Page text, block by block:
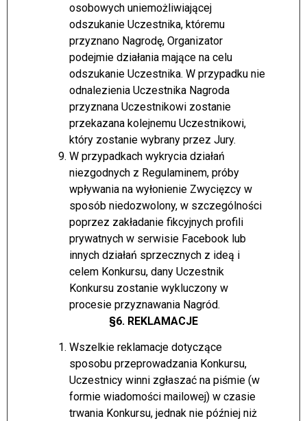
osobowych uniemożliwiającej
odszukanie Uczestnika, któremu
przyznano Nagrodę, Organizator
podejmie działania mające na celu
odszukanie Uczestnika. W przypadku nie
odnalezienia Uczestnika Nagroda
przyznana Uczestnikowi zostanie
przekazana kolejnemu Uczestnikowi,
który zostanie wybrany przez Jury.
W przypadkach wykrycia działań
niezgodnych z Regulaminem, próby
wpływania na wyłonienie Zwycięzcy w
sposób niedozwolony, w szczególności
poprzez zakładanie fikcyjnych profili
prywatnych w serwisie Facebook lub
innych działań sprzecznych z ideą i
celem Konkursu, dany Uczestnik
Konkursu zostanie wykluczony w
procesie przyznawania Nagród.
§6. REKLAMACJE
Wszelkie reklamacje dotyczące
sposobu przeprowadzania Konkursu,
Uczestnicy winni zgłaszać na piśmie (w
formie wiadomości mailowej) w czasie
trwania Konkursu, jednak nie później niż